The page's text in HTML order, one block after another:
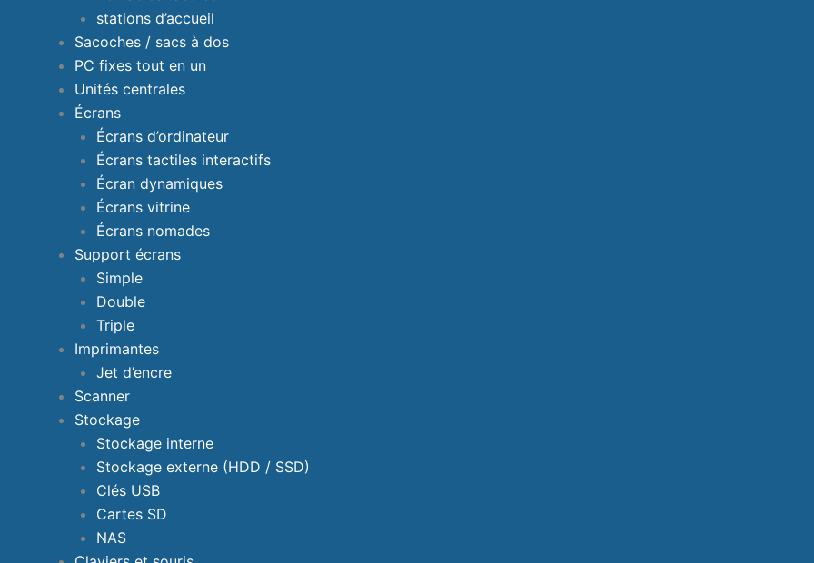
stations d’accueil
Sacoches / sacs à dos
PC fixes tout en un
Unités centrales
Écrans
Écrans d’ordinateur
Écrans tactiles interactifs
Écran dynamiques
Écrans vitrine
Écrans nomades
Support écrans
Simple
Double
Triple
Imprimantes
Jet d’encre
Scanner
Stockage
Stockage interne
Stockage externe (HDD / SSD)
Clés USB
Cartes SD
NAS